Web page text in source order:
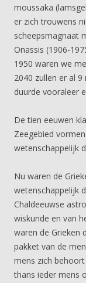
moussaka
er zich trouwens
scheepsmagnaat
Onassis (1906-
1950 waren we
2040 zullen er al
duurde vooraleer
De tien eeuwen
Zeegebied
wetenschappelijk
Nu waren de
wetenschappelijk
Chaldeeuwse
wiskunde en van
waren de Grieken
pakket van de
mens zich
thans ieder mens